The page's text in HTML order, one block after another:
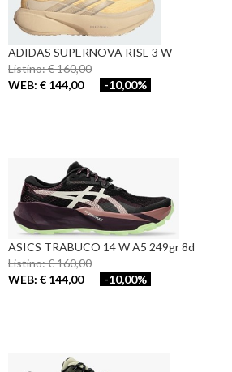
ADIDAS SUPERNOVA RISE 3 W
Listino: € 160,00
WEB: € 144,00
-10,00%
ASICS TRABUCO 14 W A5 249gr 8d
Listino: € 160,00
WEB: € 144,00
-10,00%